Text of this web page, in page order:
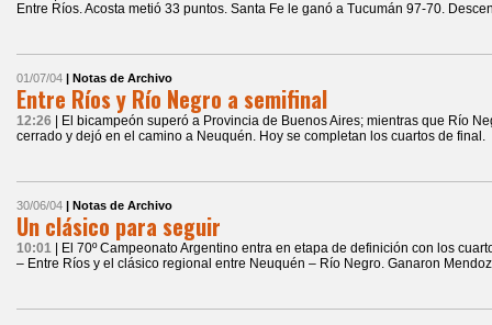
Entre Ríos. Acosta metió 33 puntos. Santa Fe le ganó a Tucumán 97-70.
01/07/04 | Notas de Archivo
Entre Ríos y Río Negro a semifinal
12:26
| El bicampeón superó a Provincia de Buenos Aires; mientras que Río
cerrado y dejó en el camino a Neuquén. Hoy se completan los cuartos de final.
30/06/04 | Notas de Archivo
Un clásico para seguir
10:01
| El 70º Campeonato Argentino entra en etapa de definición con los
– Entre Ríos y el clásico regional entre Neuquén – Río Negro. Ganaron